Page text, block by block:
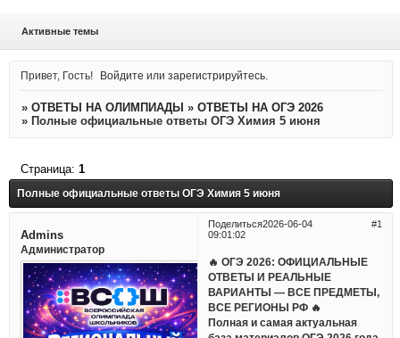
Активные темы
Привет, Гость! Войдите илизарегистрируйтесь
» ОТВЕТЫ НА ОЛИМПИАДЫ » ОТВЕТЫ НА ОГЭ 2026
» Полные официальные ответы ОГЭ Химия 5 июня
Полные официальные ответы ОГЭ Химия 5 июня
Страница: 1
Поделиться 1
2026-06-04
09:01:02
Admins
Администратор
🔥 ОГЭ 2026: ОФИЦИАЛЬНЫЕ
ОТВЕТЫ И РЕАЛЬНЫЕ
ВАРИАНТЫ — ВСЕ ПРЕДМЕТЫ,
ВСЕ РЕГИОНЫ РФ 🔥
Полная и самая актуальная